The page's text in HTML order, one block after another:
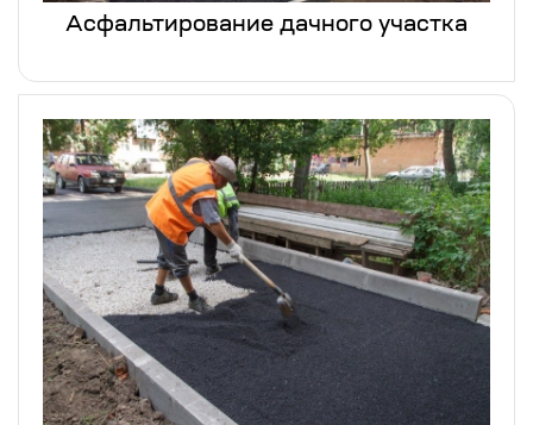
Асфальтирование дачного участка